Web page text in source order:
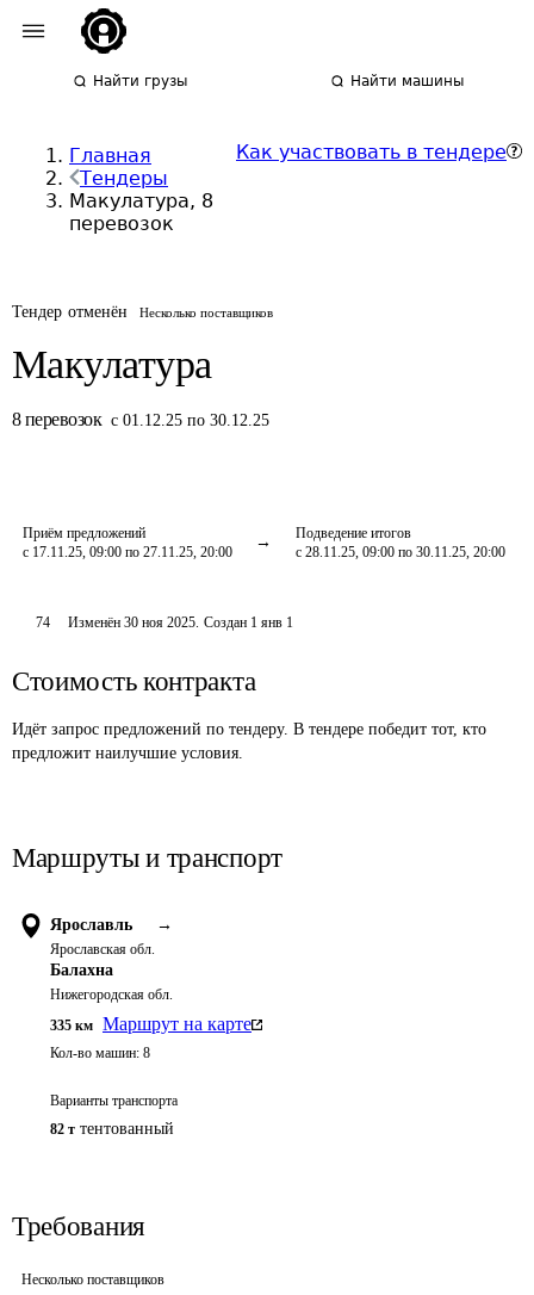
Найти грузы Найти машины
Главная
Тендеры
Макулатура, 8
перевозок
Как участвовать в тендере
Тендер отменён Несколько поставщиков
Макулатура
8 перевозок с 01.12.25 по 30.12.25
Приём предложений
с 17.11.25, 09:00 по 27.11.25, 20:00
Подведение итогов
с 28.11.25, 09:00 по 30.11.25, 20:00
74 Изменён30 ноя 2025. Создан 1 янв 1
Стоимость контракта
Идёт запрос предложений по тендеру. В тендере победит тот, кто
предложит наилучшие условия.
Маршруты и транспорт
Ярославль →
Ярославская обл.
Балахна
Нижегородская обл.
335 км Маршрут на карте
Кол-во машин: 8
Варианты транспорта
82 т тентованный
Требования
Несколько поставщиков